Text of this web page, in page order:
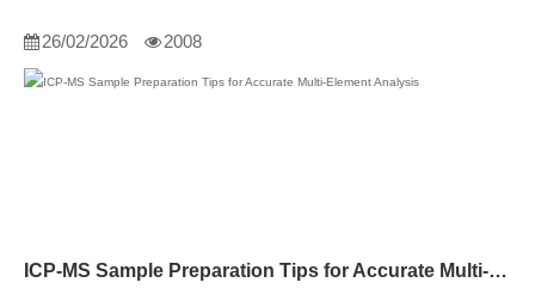
26/02/2026 2008
ICP-MS Sample Preparation Tips for Accurate Multi-Element Analysis